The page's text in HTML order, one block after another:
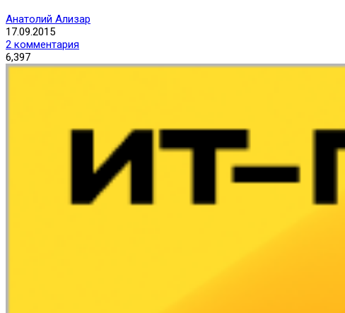
Анатолий Ализар
17.09.2015
2 комментария
6,397